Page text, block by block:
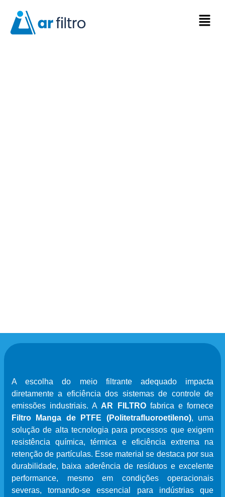
A escolha do meio filtrante adequado impacta
diretamente a eficiência dos sistemas de controle de
emissões industriais. AAR FILTROfabrica e fornece
Filtro Manga de PTFE (Politetrafluoroetileno), uma
solução de alta tecnologia para processos que exigem
resistência química, térmica e eficiência extrema na
retenção de partículas. Esse material se destaca por sua
durabilidade, baixa aderência de resíduos e excelente
performance, mesmo em condições operacionais
severas, tornando-se essencial para indústrias que